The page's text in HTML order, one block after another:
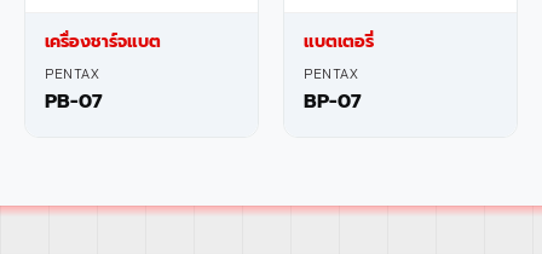
เครื่องชาร์จแบต
PENTAX
PB-07
แบตเตอรี่
PENTAX
BP-07